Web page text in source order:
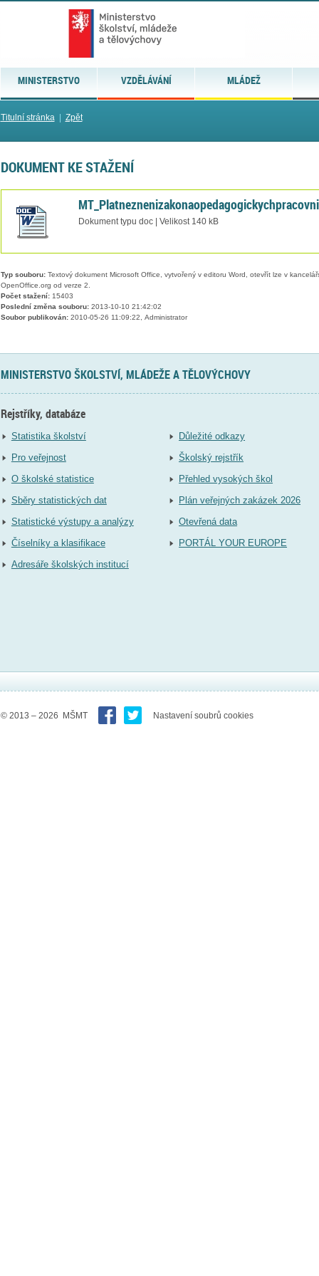
MINISTERSTVO VZDĚLÁVÁNÍ MLÁDEŽ
Titulní stránka| Zpět
DOKUMENT KE STAŽENÍ
Dokument typu doc | Velikost 140 kB
Typ souboru:Textový dokument Microsoft Office, vytvořený v editoru Word, otevřít lze v
OpenOffice.org od verze 2.
Počet stažení:15403
Poslední změna souboru:2013-10-10 21:42:02
Soubor publikován:2010-05-26 11:09:22, Administrator
MINISTERSTVO ŠKOLSTVÍ, MLÁDEŽE A TĚLOVÝCHOVY
Rejstříky, databáze
Statistika školství
Pro veřejnost
O školské statistice
Sběry statistických dat
Statistické výstupy a analýzy
Číselníky a klasifikace
Adresáře školských institucí
Důležité odkazy
Školský rejstřík
Přehled vysokých škol
Plán veřejných zakázek 2026
Otevřená data
PORTÁL YOUR EUROPE
© 2013 – 2026 MŠMT Nastavení soubrů cookies